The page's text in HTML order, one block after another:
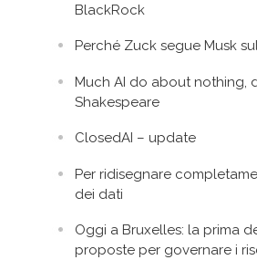
BlackRock
Perché Zuck segue Musk
Much AI do about nothing,
Shakespeare
ClosedAI – update
Per ridisegnare
dei dati
Oggi a Bruxelles: la prima
proposte per governare i